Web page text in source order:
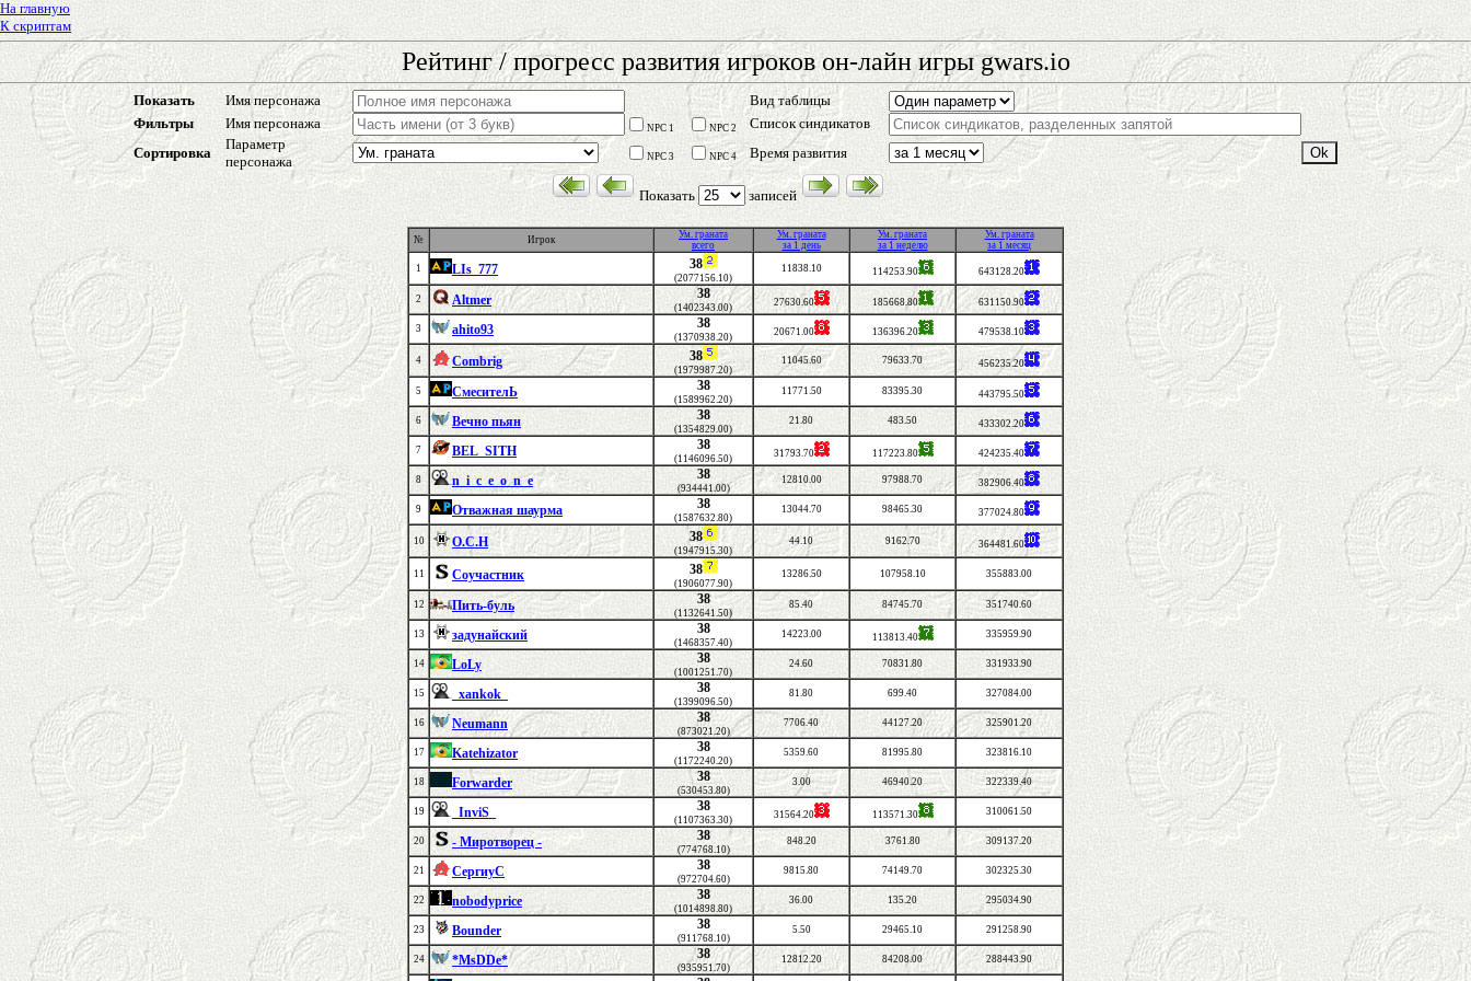
На главную
К скриптам
Рейтинг / прогресс развития игроков он-лайн игры gwars.io
Показать Имя персонажа
Вид таблицы
Фильтры
Имя персонажа NPC 1 NPC 2
Список синдикатов
Сортировка
Параметр
персонажа
NPC 3 NPC 4 Время развития
Показать записей
№ Игрок
Ум. граната
всего
Ум. граната
за 1 день
Ум. граната
за 1 неделю
Ум. граната
за 1 месяц
1 LIs_777 38
(2077156.10)
11838.10 114253.90 643128.20
2 Altmer 38
(1402343.00) 27630.60 185668.80 631150.90
3 ahito93 38
(1370938.20) 20671.00 136396.20 479538.10
4 Combrig 38
(1979987.20)
11045.60 79633.70 456235.20
5 СмесителЬ 38
(1589962.20)
11771.50 83395.30 443795.50
6 Вечно пьян 38
(1354829.00)
21.80 483.50 433302.20
7 BEL_SITH 38
(1146096.50) 31793.70 117223.80 424235.40
8 n_i_c_e_o_n_e 38
(934441.00)
12810.00 97988.70 382906.40
9 Отважная шаурма 38
(1587632.80)
13044.70 98465.30 377024.80
10 О.С.Н 38
(1947915.30)
44.10 9162.70 364481.60
11 Соучастник 38
(1906077.90)
13286.50 107958.10 355883.00
12 Пить-буль 38
(1132641.50)
85.40 84745.70 351740.60
13 задунайский 38
(1468357.40)
14223.00 113813.40 335959.90
14 LoLy 38
(1001251.70)
24.60 70831.80 331933.90
15 _xankok_ 38
(1399096.50)
81.80 699.40 327084.00
16 Neumann 38
(873021.20)
7706.40 44127.20 325901.20
17 Katehizator 38
(1172240.20)
5359.60 81995.80 323816.10
18 Forwarder 38
(530453.80)
3.00 46940.20 322339.40
19 _InviS_ 38
(1107363.30) 31564.20 113571.30 310061.50
20 - Миротворец - 38
(774768.10)
848.20 3761.80 309137.20
21 СергиуС 38
(972704.60)
9815.80 74149.70 302325.30
22 nobodyprice 38
(1014898.80)
36.00 135.20 295034.90
23 Bounder 38
(911768.10)
5.50 29465.10 291258.90
24 *MsDDe* 38
(935951.70)
12812.20 84208.00 288443.90